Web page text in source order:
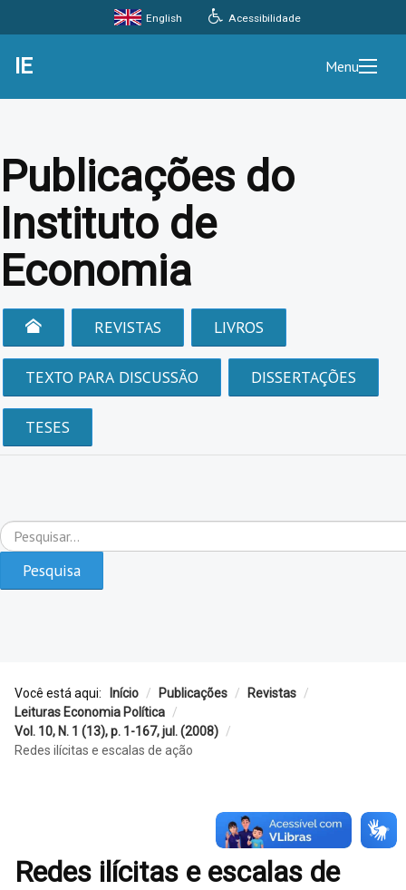
Acessibilidade
English
IE Menu
Publicações do
Instituto de
Economia
REVISTAS LIVROS
TEXTO PARA DISCUSSÃO DISSERTAÇÕES
TESES
Pesquisar...
Pesquisa
Você está aqui: Início / Publicações / Revistas /
Leituras Economia Política /
Vol. 10, N. 1 (13), p. 1-167, jul. (2008) /
Redes ilícitas e escalas de ação
Redes ilícitas e escalas de